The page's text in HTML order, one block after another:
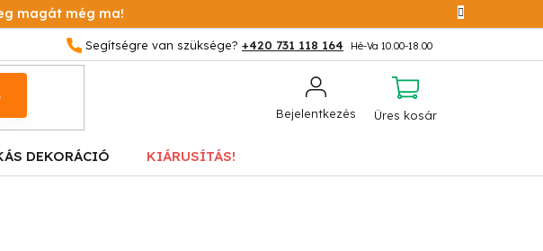
magát még ma!
+420 731 118 164
Bejelentkezés KOSÁR
Üres kosár
DEKORÁCIÓ KIÁRUSÍTÁS!